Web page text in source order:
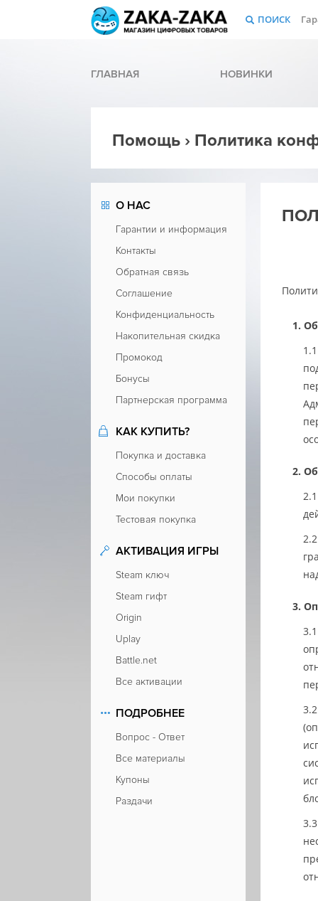
ПОИСК
ГЛАВНАЯ НОВИНКИ
Помощь › Политика
О НАС
Гарантии и информация
Контакты
Обратная связь
Соглашение
Конфиденциальность
Накопительная скидка
Промокод
Бонусы
Партнерская программа
КАК КУПИТЬ?
Покупка и доставка
Способы оплаты
Мои покупки
Тестовая покупка
АКТИВАЦИЯ ИГРЫ
Steam ключ
Steam гифт
Origin
Uplay
Battle.net
Все активации
ПОДРОБНЕЕ
Вопрос - Ответ
Все материалы
Купоны
Раздачи